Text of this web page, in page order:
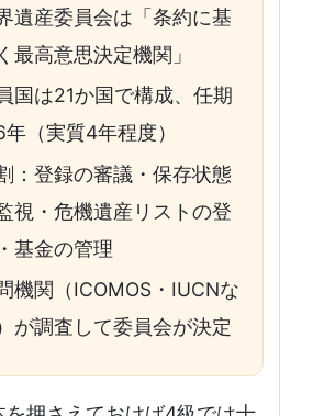
遺産委員会は「条約に基
最高意思決定機関」
国は21か国で構成、任期
年（実質4年程度）
：登録の審議・保存状態
視・危機遺産リストの登
基金の管理
機関（ICOMOS・IUCNな
が調査して委員会が決定